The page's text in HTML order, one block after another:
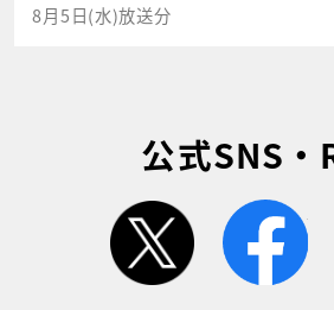
8月5日(水)放送分
公式SNS・
twitter